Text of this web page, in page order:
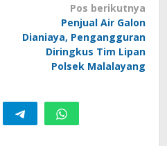
Pos berikutnya
Penjual Air Galon
Dianiaya, Pengangguran
Diringkus Tim Lipan
Polsek Malalayang